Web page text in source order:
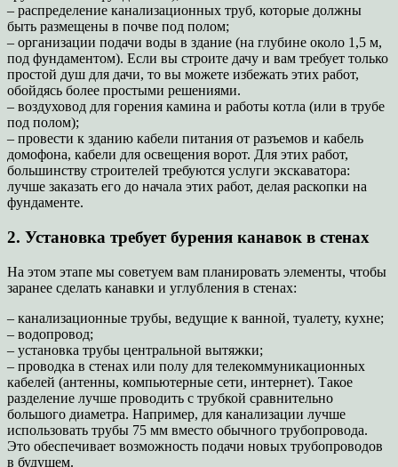
– распределение канализационных труб, которые должны
быть размещены в почве под полом;
– организации подачи воды в здание (на глубине около 1,5 м,
под фундаментом). Если вы строите дачу и вам требует только
простой душ для дачи, то вы можете избежать этих работ,
обойдясь более простыми решениями.
– воздуховод для горения камина и работы котла (или в трубе
под полом);
– провести к зданию кабели питания от разъемов и кабель
домофона, кабели для освещения ворот. Для этих работ,
большинству строителей требуются услуги экскаватора:
лучше заказать его до начала этих работ, делая раскопки на
фундаменте.
2. Установка требует бурения канавок в стенах
На этом этапе мы советуем вам планировать элементы, чтобы
заранее сделать канавки и углубления в стенах:
– канализационные трубы, ведущие к ванной, туалету, кухне;
– водопровод;
– установка трубы центральной вытяжки;
– проводка в стенах или полу для телекоммуникационных
кабелей (антенны, компьютерные сети, интернет). Такое
разделение лучше проводить с трубкой сравнительно
большого диаметра. Например, для канализации лучше
использовать трубы 75 мм вместо обычного трубопровода.
Это обеспечивает возможность подачи новых трубопроводов
в будущем.